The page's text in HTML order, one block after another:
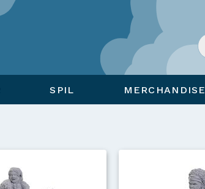
SPIL MERCHANDISE